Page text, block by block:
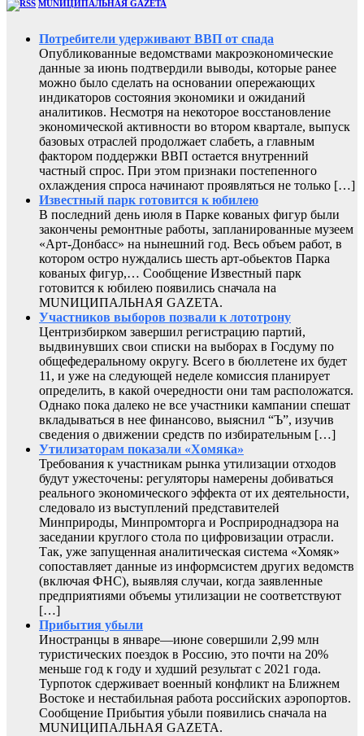
MUNИЦИПАЛЬНАЯ GAZЕТА
Потребители удерживают ВВП от спада
Опубликованные ведомствами макроэкономические
данные за июнь подтвердили выводы, которые ранее
можно было сделать на основании опережающих
индикаторов состояния экономики и ожиданий
аналитиков. Несмотря на некоторое восстановление
экономической активности во втором квартале, выпуск
базовых отраслей продолжает слабеть, а главным
фактором поддержки ВВП остается внутренний
частный спрос. При этом признаки постепенного
охлаждения спроса начинают проявляться не только […]
Известный парк готовится к юбилею
В последний день июля в Парке кованых фигур были
закончены ремонтные работы, запланированные музеем
«Арт-Донбасс» на нынешний год. Весь объем работ, в
котором остро нуждались шесть арт-обьектов Парка
кованых фигур,… Сообщение Известный парк
готовится к юбилею появились сначала на
MUNИЦИПАЛЬНАЯ GAZЕТА.
Участников выборов позвали к лототрону
Центризбирком завершил регистрацию партий,
выдвинувших свои списки на выборах в Госдуму по
общефедеральному округу. Всего в бюллетене их будет
11, и уже на следующей неделе комиссия планирует
определить, в какой очередности они там расположатся.
Однако пока далеко не все участники кампании спешат
вкладываться в нее финансово, выяснил “Ъ”, изучив
сведения о движении средств по избирательным […]
Утилизаторам показали «Хомяка»
Требования к участникам рынка утилизации отходов
будут ужесточены: регуляторы намерены добиваться
реального экономического эффекта от их деятельности,
следовало из выступлений представителей
Минприроды, Минпромторга и Росприроднадзора на
заседании круглого стола по цифровизации отрасли.
Так, уже запущенная аналитическая система «Хомяк»
сопоставляет данные из информсистем других ведомств
(включая ФНС), выявляя случаи, когда заявленные
предприятиями объемы утилизации не соответствуют
[…]
Прибытия убыли
Иностранцы в январе—июне совершили 2,99 млн
туристических поездок в Россию, это почти на 20%
меньше год к году и худший результат с 2021 года.
Турпоток сдерживает военный конфликт на Ближнем
Востоке и нестабильная работа российских аэропортов.
Сообщение Прибытия убыли появились сначала на
MUNИЦИПАЛЬНАЯ GAZЕТА.